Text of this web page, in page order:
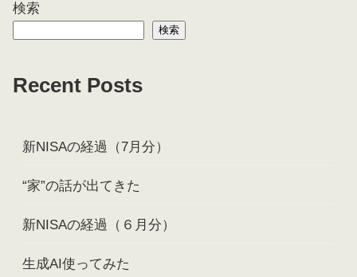
検索
検索
Recent Posts
新NISAの経過（7月分）
“家”の話が出てきた
新NISAの経過（６月分）
生成AI使ってみた